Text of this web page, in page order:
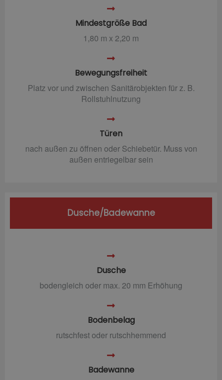
Mindestgröße Bad
1,80 m x 2,20 m
Bewegungsfreiheit
Platz vor und zwischen Sanitärobjekten für z. B.
Rollstuhlnutzung
Türen
nach außen zu öffnen oder Schiebetür. Muss von
außen entriegelbar sein
Dusche/Badewanne
Dusche
bodengleich oder max. 20 mm Erhöhung
Bodenbelag
rutschfest oder rutschhemmend
Badewanne